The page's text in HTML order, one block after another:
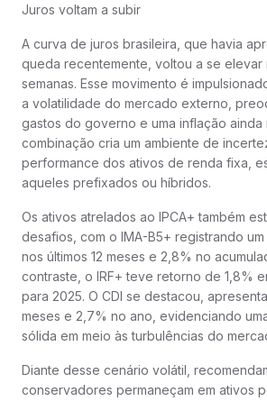
Juros voltam a subir
A curva de juros brasileira, que havia
queda recentemente, voltou a se elevar
semanas. Esse movimento é
a volatilidade do mercado externo,
gastos do governo e uma inflação ainda
combinação cria um ambiente de
performance dos ativos de renda fixa,
aqueles prefixados ou híbridos.
Os ativos atrelados ao IPCA+ também
desafios, com o IMA-B5+ registrando
nos últimos 12 meses e 2,8% no
contraste, o IRF+ teve retorno de 1,8%
para 2025. O CDI se destacou,
meses e 2,7% no ano, evidenciando
sólida em meio às turbulências do
Diante desse cenário volátil,
conservadores permaneçam em ativos